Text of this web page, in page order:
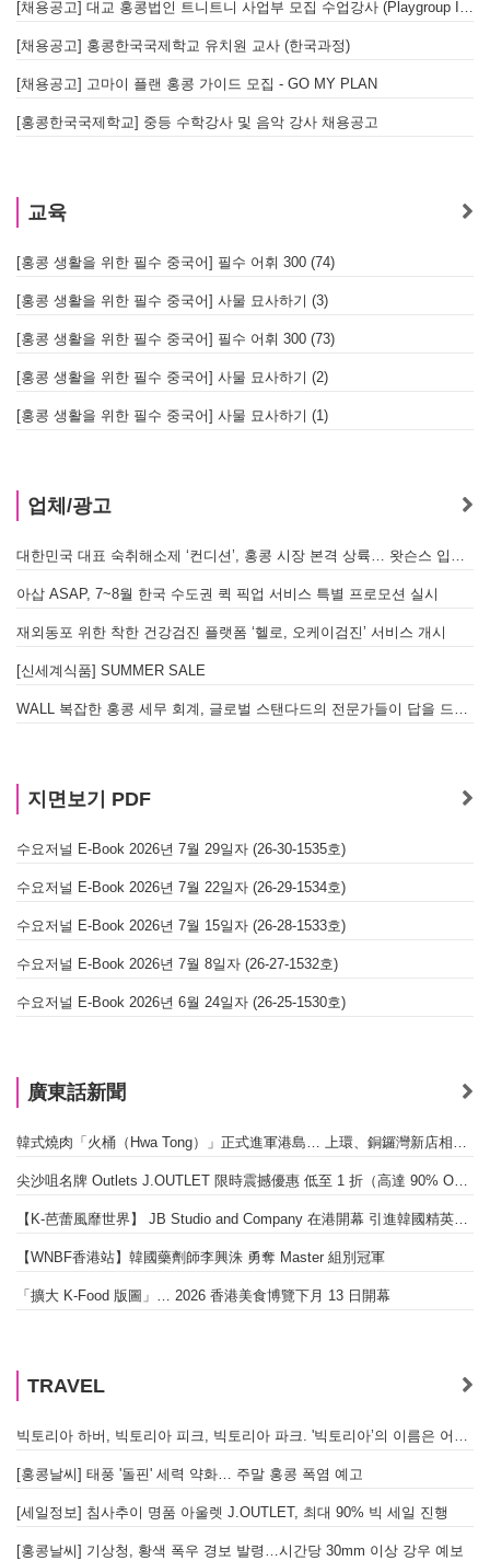
[채용공고] 대교 홍콩법인 트니트니 사업부 모집 수업강사 (Playgroup Instructor)
[채용공고] 홍콩한국국제학교 유치원 교사 (한국과정)
[채용공고] 고마이 플랜 홍콩 가이드 모집 - GO MY PLAN
[홍콩한국국제학교] 중등 수학강사 및 음악 강사 채용공고
교육
[홍콩 생활을 위한 필수 중국어] 필수 어휘 300 (74)
[홍콩 생활을 위한 필수 중국어] 사물 묘사하기 (3)
[홍콩 생활을 위한 필수 중국어] 필수 어휘 300 (73)
[홍콩 생활을 위한 필수 중국어] 사물 묘사하기 (2)
[홍콩 생활을 위한 필수 중국어] 사물 묘사하기 (1)
업체/광고
대한민국 대표 숙취해소제 ‘컨디션’, 홍콩 시장 본격 상륙… 왓슨스 입점 기념 할인 행사 진행
아삽 ASAP, 7~8월 한국 수도권 퀵 픽업 서비스 특별 프로모션 실시
재외동포 위한 착한 건강검진 플랫폼 ‘헬로, 오케이검진’ 서비스 개시
[신세계식품] SUMMER SALE
WALL 복잡한 홍콩 세무 회계, 글로벌 스탠다드의 전문가들이 답을 드립니다! - 법인설립, 회계, 감사
지면보기 PDF
수요저널 E-Book 2026년 7월 29일자 (26-30-1535호)
수요저널 E-Book 2026년 7월 22일자 (26-29-1534호)
수요저널 E-Book 2026년 7월 15일자 (26-28-1533호)
수요저널 E-Book 2026년 7월 8일자 (26-27-1532호)
수요저널 E-Book 2026년 6월 24일자 (26-25-1530호)
廣東話新聞
韓式燒肉「火桶（Hwa Tong）」正式進軍港島… 上環、銅鑼灣新店相繼開幕
尖沙咀名牌 Outlets J.OUTLET 限時震撼優惠 低至 1 折（高達 90% OFF）
【K-芭蕾風靡世界】 JB Studio and Company 在港開幕 引進韓國精英芭蕾教育系統
【WNBF香港站】韓國藥劑師李興洙 勇奪 Master 組別冠軍
「擴大 K-Food 版圖」… 2026 香港美食博覽下月 13 日開幕
TRAVEL
빅토리아 하버, 빅토리아 피크, 빅토리아 파크. '빅토리아’의 이름은 어떻게 온 걸까? - [이승권 원장의 생활칼럼]
[홍콩날씨] 태풍 '돌핀' 세력 약화… 주말 홍콩 폭염 예고
[세일정보] 침사추이 명품 아울렛 J.OUTLET, 최대 90% 빅 세일 진행
[홍콩날씨] 기상청, 황색 폭우 경보 발령…시간당 30mm 이상 강우 예보